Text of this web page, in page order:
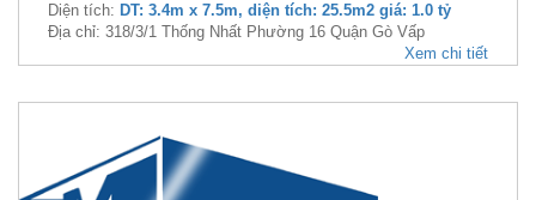
Diện tích: DT: 3.4m x 7.5m, diện tích: 25.5m2 giá: 1.0 tỷ
Địa chỉ: 318/3/1 Thống Nhất Phường 16 Quận Gò Vấp
Xem chi tiết